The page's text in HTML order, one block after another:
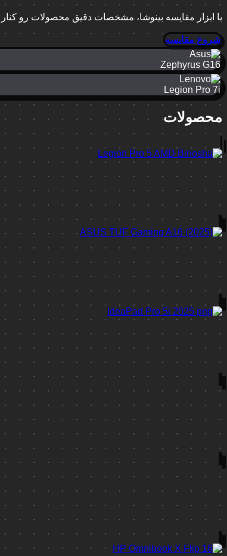
با ابزار مقایسه بینوشا، مشخصات دقیق محصولات رو
شروع مقایسه
Zephyrus G16
Legion Pro 7i
محصولات